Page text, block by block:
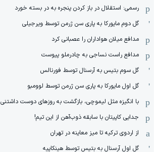
رسمی: استقلال در باز کردن پنجره به در بسته خورد
گل دوم مایورکا به پاری سن ژرمن توسط ویرجیلی
مدافع میلان هواداران را عصبانی کرد
مدافع راست نساجی به چادرملو پیوست
گل سوم بتیس به آرسنال توسط فورنالس
گل اول مایورکا به پاری سن ژرمن توسط لوومبو
با انگیزه مثل لیموچی، بازگشت به روزهای دوست داشتنی
جدایی کاپیتان با سابقه ذوب‌آهن از این تیم!
از اردوی ترکیه تا میز معاینه در تهران
گل اول آرسنال به بتیس توسط هینکاپیه